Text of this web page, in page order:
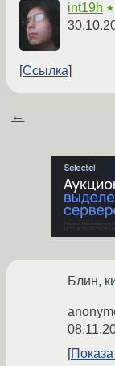
int19h
Ссылка
←
Блин,